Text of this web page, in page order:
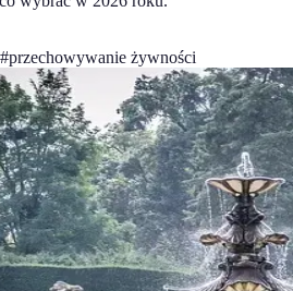
#przechowywanie żywności